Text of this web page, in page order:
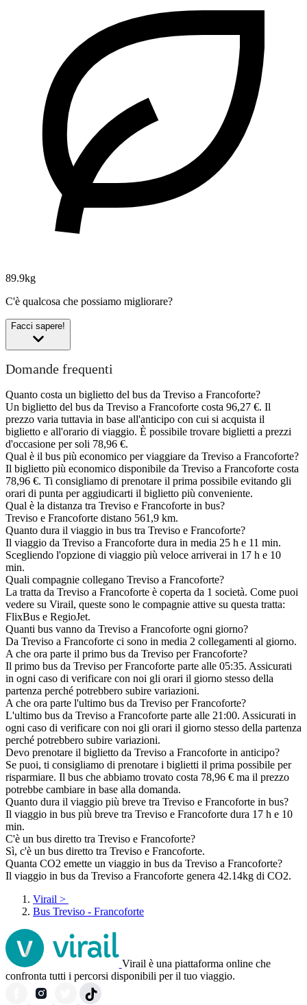
89.9kg
C'è qualcosa che possiamo migliorare?
Facci sapere!
Domande frequenti
Quanto costa un biglietto del bus da Treviso a Francoforte?
Un biglietto del bus da Treviso a Francoforte costa 96,27 €. Il
prezzo varia tuttavia in base all'anticipo con cui si acquista il
biglietto e all'orario di viaggio. È possibile trovare biglietti a prezzi
d'occasione per soli 78,96 €.
Qual è il bus più economico per viaggiare da Treviso a Francoforte?
Il biglietto più economico disponibile da Treviso a Francoforte costa
78,96 €. Ti consigliamo di prenotare il prima possibile evitando gli
orari di punta per aggiudicarti il biglietto più conveniente.
Qual è la distanza tra Treviso e Francoforte in bus?
Treviso e Francoforte distano 561,9 km.
Quanto dura il viaggio in bus tra Treviso e Francoforte?
Il viaggio da Treviso a Francoforte dura in media 25 h e 11 min.
Scegliendo l'opzione di viaggio più veloce arriverai in 17 h e 10
min.
Quali compagnie collegano Treviso a Francoforte?
La tratta da Treviso a Francoforte è coperta da 1 società. Come puoi
vedere su Virail, queste sono le compagnie attive su questa tratta:
FlixBus e RegioJet.
Quanti bus vanno da Treviso a Francoforte ogni giorno?
Da Treviso a Francoforte ci sono in media 2 collegamenti al giorno.
A che ora parte il primo bus da Treviso per Francoforte?
Il primo bus da Treviso per Francoforte parte alle 05:35. Assicurati
in ogni caso di verificare con noi gli orari il giorno stesso della
partenza perché potrebbero subire variazioni.
A che ora parte l'ultimo bus da Treviso per Francoforte?
L'ultimo bus da Treviso a Francoforte parte alle 21:00. Assicurati in
ogni caso di verificare con noi gli orari il giorno stesso della partenza
perché potrebbero subire variazioni.
Devo prenotare il biglietto da Treviso a Francoforte in anticipo?
Se puoi, ti consigliamo di prenotare i biglietti il prima possibile per
risparmiare. Il bus che abbiamo trovato costa 78,96 € ma il prezzo
potrebbe cambiare in base alla domanda.
Quanto dura il viaggio più breve tra Treviso e Francoforte in bus?
Il viaggio in bus più breve tra Treviso e Francoforte dura 17 h e 10
min.
C'è un bus diretto tra Treviso e Francoforte?
Sì, c'è un bus diretto tra Treviso e Francoforte.
Quanta CO2 emette un viaggio in bus da Treviso a Francoforte?
Il viaggio in bus da Treviso a Francoforte genera 42.14kg di CO2.
Virail >
Bus Treviso - Francoforte
Virail è una piattaforma online che
confronta tutti i percorsi disponibili per il tuo viaggio.